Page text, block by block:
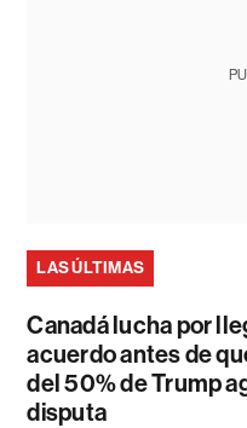
LAS ÚLTIMAS
Canadá lucha por
acuerdo antes de
del 50% de Trump
disputa